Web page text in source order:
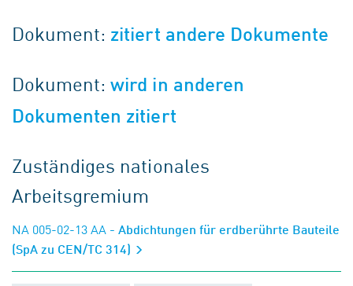
Dokument: zitiert andere Dokumente
Dokument:wird in anderen
Dokumenten zitiert
Zuständiges nationales
Arbeitsgremium
NA 005-02-13 AA - Abdichtungen für erdberührte Bauteile
(SpA zu CEN/TC 314)